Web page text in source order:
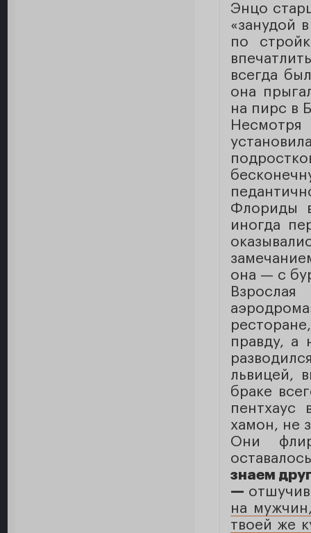
Энцо
«занудой
по
всегда
она
на пирс в
Флориды
иногда
она — с
правду, а
львицей,
браке
хамон, не
Они
знаем
—
на
твоей же